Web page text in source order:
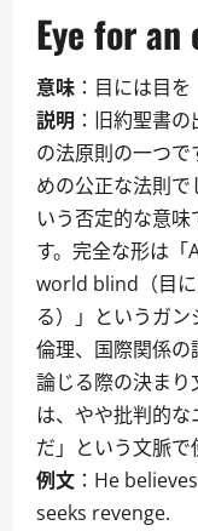
Eye for an
意味 ：目には目を
説明 ：旧約聖書
の法原則の一つ
めの公正な法則
いう否定的な意
す。完全な形は
world blind（目に
る）」というガン
倫理、国際関係の
論じる際の決まり
は、やや批判的
だ」という文脈で
例文 ：He
seeks revenge.